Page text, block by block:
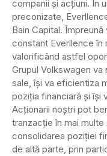
companii și acțiuni. În
preconizate,
Bain Capital.
constant Everllence
valorificând astfel
Grupul Volkswagen
sale, își va eficientiza
poziția financiară și își
Acționarii noștri pot
tranzacție în mai
consolidarea poziției
de altă parte, prin